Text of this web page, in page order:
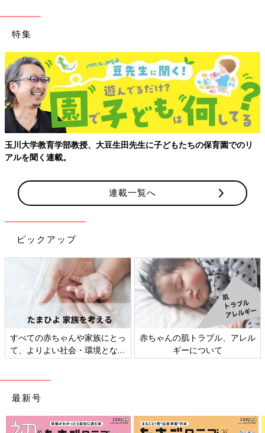
特集
【親子で出会う、はじめての景色】成田空港から広がる親子のおで
かけガイド
連載一覧へ
ピックアップ
妊娠・育児期は「時短テク、家
事」＆「小掃除」
新米ママ・パパ向け「マネー講
座」
最新号